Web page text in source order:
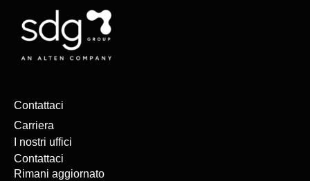
Contattaci
Carriera
I nostri uffici
Contattaci
Rimani aggiornato